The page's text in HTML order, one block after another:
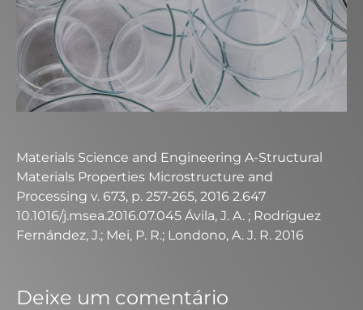
Materials Science and Engineering A-Structural
Materials Properties Microstructure and
Processing v. 673, p. 257-265, 2016 2.647
10.1016/j.msea.2016.07.045 Ávila, J. A. ; Rodríguez
Fernández, J.; Mei, P. R.; Londono, A. J. R. 2016
Deixe um comentário